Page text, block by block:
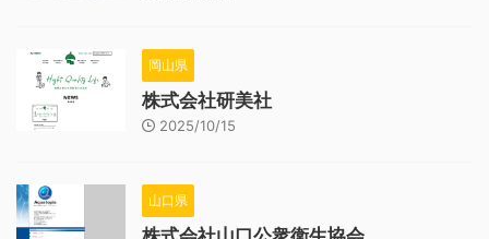
岡山県
株式会社研美社
2025/10/15
山口県